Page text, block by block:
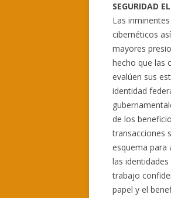
SEGURIDAD
Las
cibernéticos
mayores
hecho que las
evalúen sus
identidad
de los
transacciones
esquema para
las
trabajo
papel y el